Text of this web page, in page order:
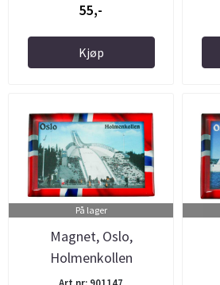
55,-
Kjøp
På lager
Magnet, Oslo,
Holmenkollen